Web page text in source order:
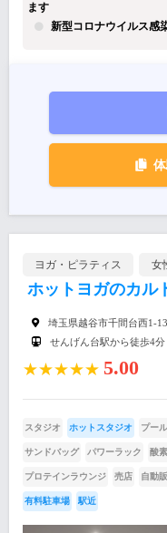
ます
新型コロナウイルス感
ヨガ・ピラティス 女
ホットヨガのカ
埼玉県越谷市千間台西1-
せんげん台駅から徒歩4分
★★★★★ 5.00
スタジオ ホットスタジオ プール
サンドバッグ パワーラック 酸
プロテインラウンジ 売店 自動
有料駐車場 駅近